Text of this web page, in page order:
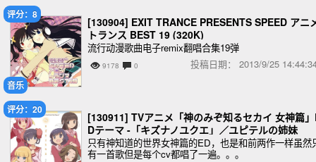
音乐
评分：8
[130904] EXIT TRANCE PRESENTS SPEED アニ
トランス BEST 19 (320K)
流行动漫歌曲电子remix翻唱合集19弹
9178 0 投稿日期： 2013/9/25
评分：20
[130911] TVアニメ「神のみぞ知るセカイ 女神篇
Dテーマ -「キズナノユクエ」／ユピテルの姉妹
只有神知道的世界女神篇的ED，也是和前两作一样虽然
有一首歌但是每个cv都唱了一遍。。。